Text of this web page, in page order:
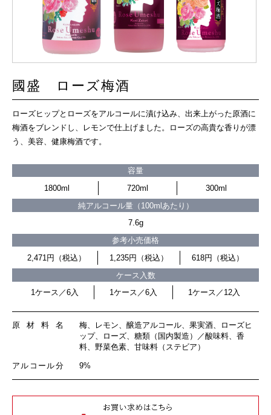
國盛 ローズ梅酒
ローズヒップとローズをアルコールに漬け込み、出来上がった原酒に
梅酒をブレンドし、レモンで仕上げました。ローズの高貴な香りが漂
う、美容、健康梅酒です。
容量
1800ml
720ml
300ml
純アルコール量（100mlあたり）
7.6g
参考小売価格
2,471円（税込）
1,235円（税込）
618円（税込）
ケース入数
1ケース／6入
1ケース／6入 1ケース／12入
原材料名
梅、レモン、醸造アルコール、果実酒、ローズヒ
ップ、ローズ、糖類（国内製造）／酸味料、香
料、野菜色素、甘味料（ステビア）
アルコール分 9%